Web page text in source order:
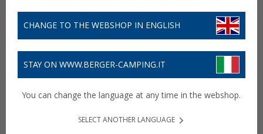
CHANGE TO THE WEBSHOP IN ENGLISH
STAY ON WWW.BERGER-CAMPING.IT
You can change the language at any time in the webshop.
SELECT ANOTHER LANGUAGE